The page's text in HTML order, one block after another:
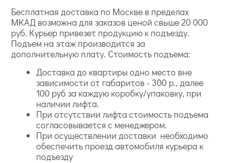
Бесплатная доставка по Москве в пределах
МКАД возможна для заказов ценой свыше 20 000
руб. Курьер привезет продукцию к подъезду.
Подъем на этаж производится за
дополнительную плату. Стоимость подъема:
Доставка до квартиры одно место вне
зависимости от габаритов - 300 р., далее
100 руб за каждую коробку/упаковку, при
наличии лифта.
При отсутствии лифта стоимость подъема
согласовывается с менеджером.
При осуществлении доставки необходимо
обеспечить проезд автомобиля курьера к
подъезду